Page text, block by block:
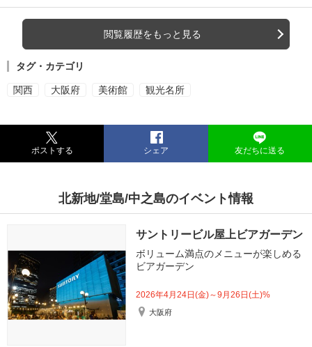
閲覧履歴をもっと見る
タグ・カテゴリ
関西 大阪府 美術館 観光名所
ポストする シェア 友だちに送る
北新地/堂島/中之島のイベント情報
サントリービル屋上ビアガーデン
ボリューム満点のメニューが楽しめる
ビアガーデン
2026年4月24日(金)～9月26日(土)%
大阪府